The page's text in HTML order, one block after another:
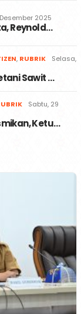
2025
Reynold…
, RUBRIK
Selasa,
Sawit …
Sabtu, 29
Ketu…